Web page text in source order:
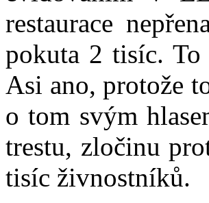
restaurace
pokuta 2 tisíc. To
Asi ano, protože
o tom svým
trestu, zločinu
tisíc živnostníků.